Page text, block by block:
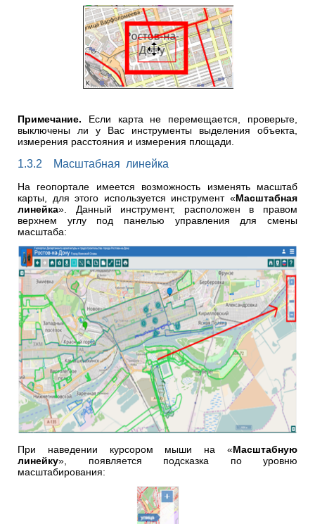
Примечание. Если карта не перемещается, проверьте,
выключены ли у Вас инструменты выделения объекта,
измерения расстояния и измерения площади.
1.3.2 Масштабная линейка
На геопортале имеется возможность изменять масштаб
карты, для этого используется инструмент «Масштабная
линейка». Данный инструмент, расположен в правом
верхнем углу под панелью управления для смены
масштаба:
При наведении курсором мыши на «Масштабную
линейку», появляется подсказка по уровню
масштабирования: